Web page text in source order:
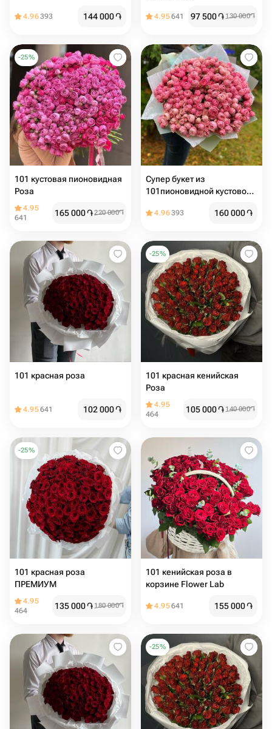
4.96393 144 000֏ 4.95641 97 500֏ 130 000֏
-25%
101 кустовая пионовидная
Роза
4.95
641
165 000֏220 000֏
Супер букет из
101пионовидной кустовой
4.96393 160 000֏
101 красная роза
4.95641 102 000֏
-25%
101 красная кенийская
Роза
4.95
464
105 000֏ 140 000֏
-25%
101 красная роза
ПРЕМИУМ
4.95
464
135 000֏ 180 000֏
101 кенийская роза в
корзине Flower Lab
4.95641 155 000֏
-25%